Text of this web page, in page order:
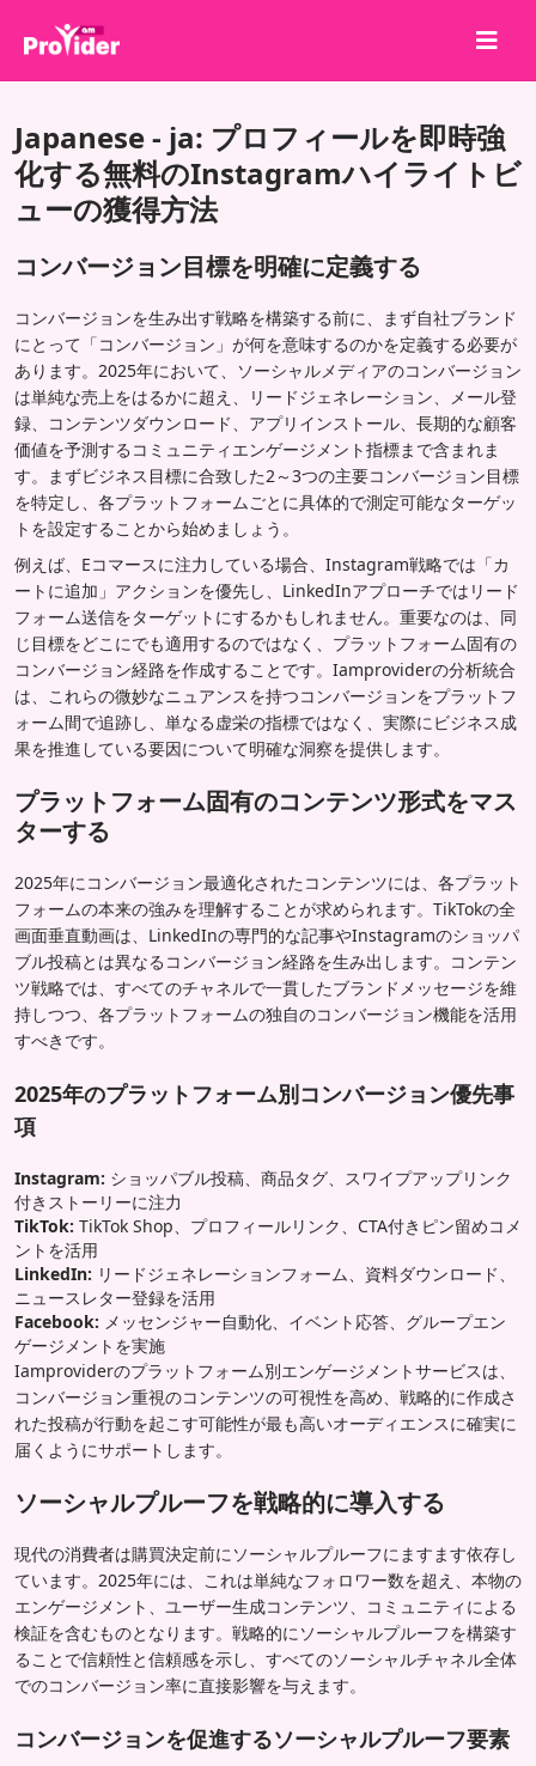
会社概要
ログイン
API
利用規約
ブログ
Japanese - ja: プロフィールを即時強
化する無料のInstagramハイライトビ
ューの獲得方法
コンバージョン目標を明確に定義する
コンバージョンを生み出す戦略を構築する前に、まず自社ブランド
にとって「コンバージョン」が何を意味するのかを定義する必要が
あります。2025年において、ソーシャルメディアのコンバージョン
は単純な売上をはるかに超え、リードジェネレーション、メール登
録、コンテンツダウンロード、アプリインストール、長期的な顧客
価値を予測するコミュニティエンゲージメント指標まで含まれま
す。まずビジネス目標に合致した2～3つの主要コンバージョン目標
を特定し、各プラットフォームごとに具体的で測定可能なターゲッ
トを設定することから始めましょう。
例えば、Eコマースに注力している場合、Instagram戦略では「カ
ートに追加」アクションを優先し、LinkedInアプローチではリード
フォーム送信をターゲットにするかもしれません。重要なのは、同
じ目標をどこにでも適用するのではなく、プラットフォーム固有の
コンバージョン経路を作成することです。Iamproviderの分析統合
は、これらの微妙なニュアンスを持つコンバージョンをプラットフ
ォーム間で追跡し、単なる虚栄の指標ではなく、実際にビジネス成
果を推進している要因について明確な洞察を提供します。
プラットフォーム固有のコンテンツ形式をマス
ターする
2025年にコンバージョン最適化されたコンテンツには、各プラット
フォームの本来の強みを理解することが求められます。TikTokの全
画面垂直動画は、LinkedInの専門的な記事やInstagramのショッパ
ブル投稿とは異なるコンバージョン経路を生み出します。コンテン
ツ戦略では、すべてのチャネルで一貫したブランドメッセージを維
持しつつ、各プラットフォームの独自のコンバージョン機能を活用
すべきです。
2025年のプラットフォーム別コンバージョン優先事
項
Instagram: ショッパブル投稿、商品タグ、スワイプアップリンク
付きストーリーに注力
TikTok: TikTok Shop、プロフィールリンク、CTA付きピン留めコメ
ントを活用
LinkedIn: リードジェネレーションフォーム、資料ダウンロード、
ニュースレター登録を活用
Facebook: メッセンジャー自動化、イベント応答、グループエン
ゲージメントを実施
Iamproviderのプラットフォーム別エンゲージメントサービスは、
コンバージョン重視のコンテンツの可視性を高め、戦略的に作成さ
れた投稿が行動を起こす可能性が最も高いオーディエンスに確実に
届くようにサポートします。
ソーシャルプルーフを戦略的に導入する
現代の消費者は購買決定前にソーシャルプルーフにますます依存し
ています。2025年には、これは単純なフォロワー数を超え、本物の
エンゲージメント、ユーザー生成コンテンツ、コミュニティによる
検証を含むものとなります。戦略的にソーシャルプルーフを構築す
ることで信頼性と信頼感を示し、すべてのソーシャルチャネル全体
でのコンバージョン率に直接影響を与えます。
コンバージョンを促進するソーシャルプルーフ要素